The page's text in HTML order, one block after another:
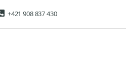
+421 908 837 430